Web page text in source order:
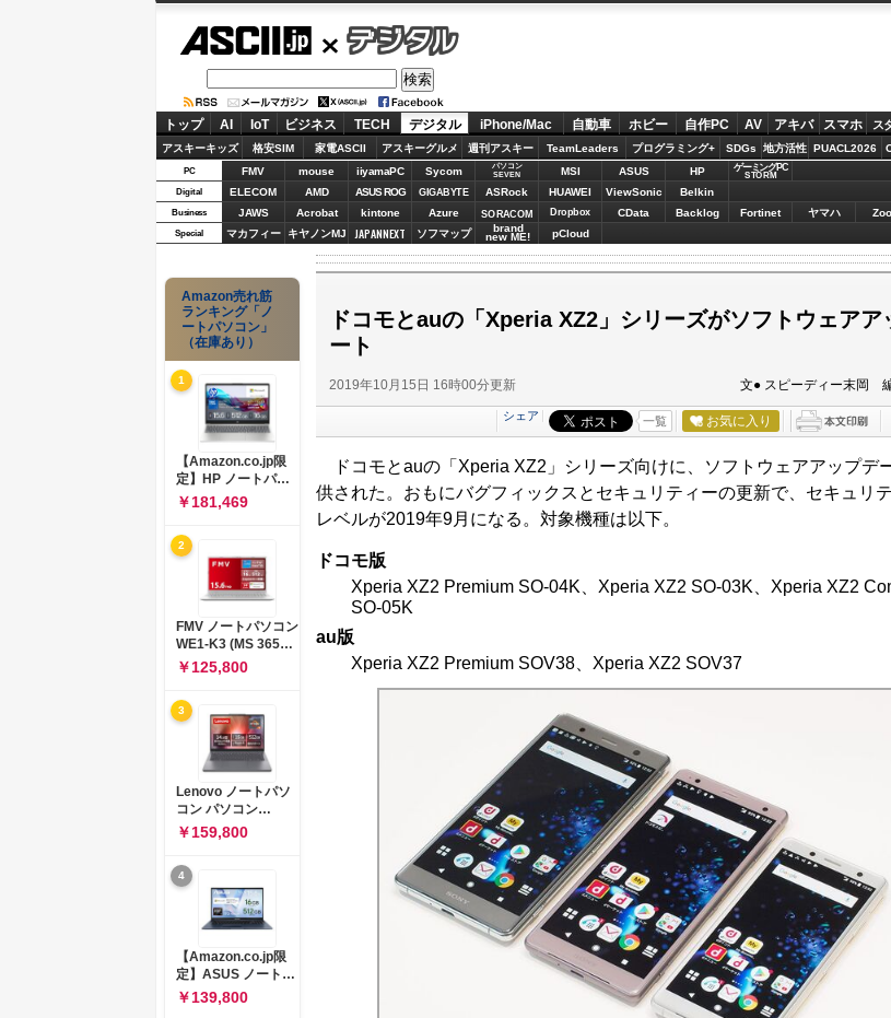
デジタル
トップ AI IoT ビジネス TECH デジタル iPhone/Mac 自動車 ホビー 自作PC AV アキバ スマホ ス
アスキーキッズ 格安SIM 家電ASCII アスキーグルメ 週刊アスキー TeamLeaders プログラミング+ SDGs 地方活性 PUACL2026
PC FMV mouse iiyamaPC Sycom
パソコン
SEVEN
MSI ASUS HP ゲーミングPC
STORM
Digital ELECOM AMD ASUS ROG GIGABYTE ASRock HUAWEI ViewSonic Belkin
Business JAWS Acrobat kintone Azure SORACOM Dropbox CData Backlog Fortinet ヤマハ
Special マカフィー キヤノンMJ JAPANNEXT ソフマップ brand
new ME! pCloud
ドコモとauの「Xperia XZ2」シリーズがソフトウェアア
ート
2019年10月15日 16時00分更新 文● スピーディー末岡
シェア 一覧 お気に入り
ドコモとauの「Xperia XZ2」シリーズ向けに、ソフトウェアアップデ
供された。おもにバグフィックスとセキュリティーの更新で、セキュリ
レベルが2019年9月になる。対象機種は以下。
ドコモ版
Xperia XZ2 Premium SO-04K、Xperia XZ2 SO-03K、Xperia XZ2
SO-05K
au版
Xperia XZ2 Premium SOV38、Xperia XZ2 SOV37
Amazon売れ筋
ランキング「ノ
ートパソコン」
（在庫あり）
1
【Amazon.co.jp限
定】HP ノートパソ
コン 15-fd 15.6イン
チ インテル Core 5
120U メモリ16GB
SSD512GB
Windows 11
Microsoft Office
2024搭載 WPS
Office搭載 カメラシ
ャッター 指紋認証 薄
型 Copilotキー搭載
ナチュラルシルバー
￥181,469
2
FMV ノートパソコン
WE1-K3 (MS 365
Personal/Copilotキ
ー搭載/Win 11/15.6
型/Core
i5/16GB/SSD
512GB/ホワイト)
FMVWK3E15W_AZ
￥125,800
3
Lenovo ノートパソ
コン パソコン
IdeaPad Slim 3 14.0
インチ AMD
Ryzen™ 5 8640HS
メモリ16GB
SSD512GB
Microsoft 365 試用
版 Windows11 バッ
テリー駆動12.6時間
重量1.39kg ルナグレ
ー 83K9003JJP ノー
トPC
￥159,800
4
【Amazon.co.jp限
定】ASUS ノートパ
ソコン Vivobook 15
M1502NAQ 15.6イ
￥139,800